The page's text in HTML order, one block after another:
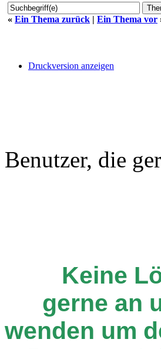
« Ein Thema zurück | Ein Thema vor
Druckversion anzeigen
Benutzer, die
Keine
gerne an
wenden um